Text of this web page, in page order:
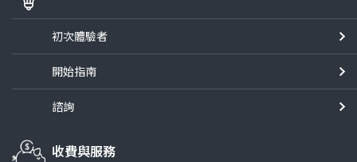
初次體驗者
開始指南
諮詢
收費與服務